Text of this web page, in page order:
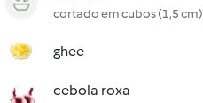
cortado em cubos (1,5 cm)
ghee
cebola roxa